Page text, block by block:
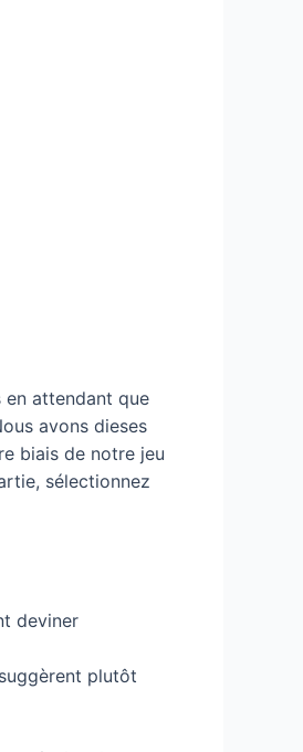
attendant que
avons dieses
biais de notre jeu
sélectionnez
deviner
plutôt